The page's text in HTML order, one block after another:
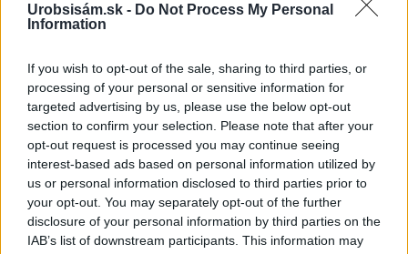
Urobsisám.sk - Do Not Process My Personal
Information
If you wish to opt-out of the sale, sharing to third parties, or
processing of your personal or sensitive information for
targeted advertising by us, please use the below opt-out
section to confirm your selection. Please note that after your
opt-out request is processed you may continue seeing
interest-based ads based on personal information utilized by
us or personal information disclosed to third parties prior to
your opt-out. You may separately opt-out of the further
disclosure of your personal information by third parties on the
IAB’s list of downstream participants. This information may
Môže aspirín zachrániť
ochabnuté izbové
rastliny? Pravda vás
možno prekvapí
Júlový reštart uhoriek
nakladačiek: Ako ich
podporiť k druhej vlne
kvitnutia?